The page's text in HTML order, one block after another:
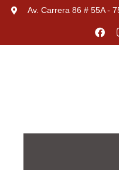
Av. Carrera 86 # 55A -